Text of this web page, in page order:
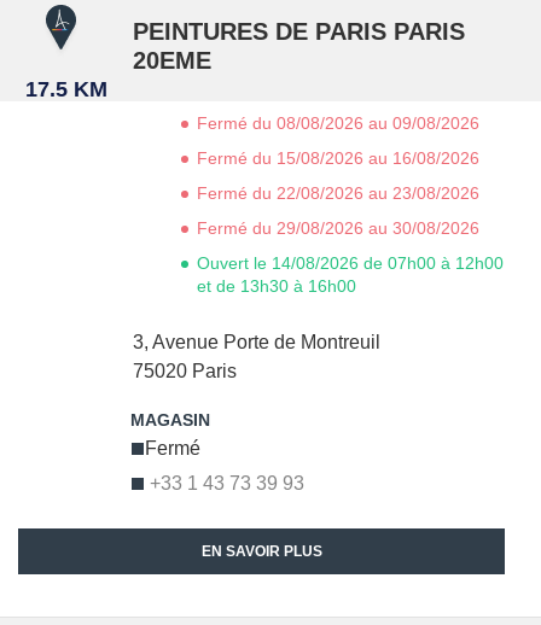
17.5 KM
PEINTURES DE PARIS PARIS
20EME
3, Avenue Porte de Montreuil
75020 Paris
+33 1 43 73 39 93
Fermé
Fermé du 08/08/2026 au 09/08/2026
Fermé du 15/08/2026 au 16/08/2026
Fermé du 22/08/2026 au 23/08/2026
Fermé du 29/08/2026 au 30/08/2026
Ouvert le 14/08/2026 de 07h00 à 12h00
et de 13h30 à 16h00
EN SAVOIR PLUS